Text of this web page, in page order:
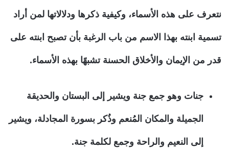
نتعرف على هذه الأسماء، وكيفية ذكرها ودلالاتها لمن أراد
تسمية ابنته بهذا الاسم من باب الرغبة بأن تصبح ابنته على
قدر من الإيمان والأخلاق الحسنة تشبهًا بهذه الأسماء.
جنات وهو جمع جنة ويشير إلى البستان والحديقة
الجميلة والمكان المُنعم وذُكر بسورة المجادلة، ويشير
إلى النعيم والراحة وجمع لكلمة جنة.